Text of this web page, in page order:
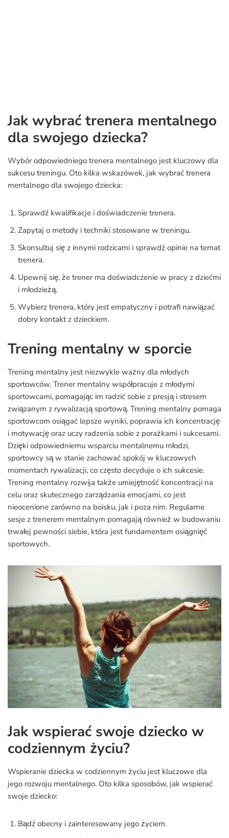
Jak wybrać trenera mentalnego
dla swojego dziecka?
Wybór odpowiedniego trenera mentalnego jest kluczowy dla
sukcesu treningu. Oto kilka wskazówek, jak wybrać trenera
mentalnego dla swojego dziecka:
Sprawdź kwalifikacje i doświadczenie trenera.
Zapytaj o metody i techniki stosowane w treningu.
Skonsultuj się z innymi rodzicami i sprawdź opinie na temat
trenera.
Upewnij się, że trener ma doświadczenie w pracy z dziećmi
i młodzieżą.
Wybierz trenera, który jest empatyczny i potrafi nawiązać
dobry kontakt z dzieckiem.
Trening mentalny w sporcie
Trening mentalny jest niezwykle ważny dla młodych
sportowców. Trener mentalny współpracuje z młodymi
sportowcami, pomagając im radzić sobie z presją i stresem
związanym z rywalizacją sportową. Trening mentalny pomaga
sportowcom osiągać lepsze wyniki, poprawia ich koncentrację
i motywację oraz uczy radzenia sobie z porażkami i sukcesami.
Dzięki odpowiedniemu wsparciu mentalnemu młodzi,
sportowcy są w stanie zachować spokój w kluczowych
momentach rywalizacji, co często decyduje o ich sukcesie.
Trening mentalny rozwija także umiejętność koncentracji na
celu oraz skutecznego zarządzania emocjami, co jest
nieocenione zarówno na boisku, jak i poza nim. Regularne
sesje z trenerem mentalnym pomagają również w budowaniu
trwałej pewności siebie, która jest fundamentem osiągnięć
sportowych.
Jak wspierać swoje dziecko w
codziennym życiu?
Wspieranie dziecka w codziennym życiu jest kluczowe dla
jego rozwoju mentalnego. Oto kilka sposobów, jak wspierać
swoje dziecko:
Bądź obecny i zainteresowany jego życiem.